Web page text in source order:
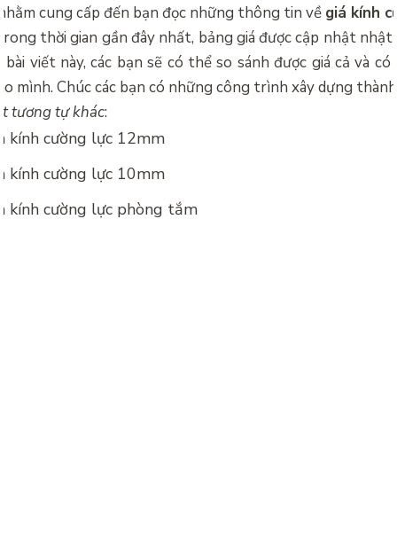
cung cấp đến bạn đọc những thông tin về giá kính
thời gian gần đây nhất, bảng giá được cập nhật nhật
viết này, các bạn sẽ có thể so sánh được giá cả và
mình. Chúc các bạn có những công trình xây dựng
tương tự khác:
kính cường lực 12mm
kính cường lực 10mm
kính cường lực phòng tắm